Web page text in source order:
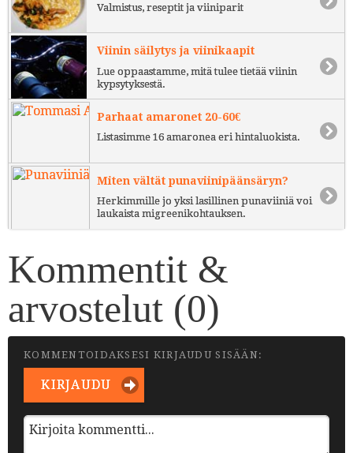
Valmistus, reseptit ja viiniparit
Viinin säilytys ja viinikaapit
Lue oppaastamme, mitä tulee tietää viinin
kypsytyksestä.
Parhaat amaronet 20-60€
Listasimme 16 amaronea eri hintaluokista.
Miten vältät punaviinipäänsäryn?
Herkimmille jo yksi lasillinen punaviiniä voi
laukaista migreenikohtauksen.
Kommentit &
arvostelut (0)
KOMMENTOIDAKSESI KIRJAUDU SISÄÄN:
KIRJAUDU